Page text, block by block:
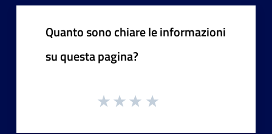
Quanto sono chiare le informazioni
su questa pagina?